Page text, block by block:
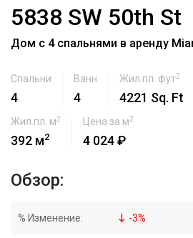
5838 SW 50th St
Дом с 4 спальнями в аренду
Спальни
4
Ванн
4
Жил.пл. фут2
4221 Sq. Ft
Жил.пл. м2
392 м2
Цена за м2
4 024 ₽
Обзор:
% Изменение: -3%